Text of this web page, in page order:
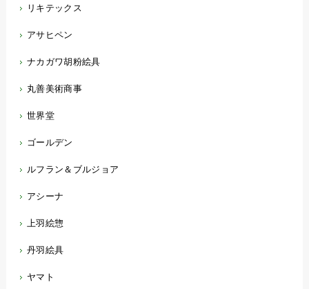
リキテックス
アサヒペン
ナカガワ胡粉絵具
丸善美術商事
世界堂
ゴールデン
ルフラン＆ブルジョア
アシーナ
上羽絵惣
丹羽絵具
ヤマト